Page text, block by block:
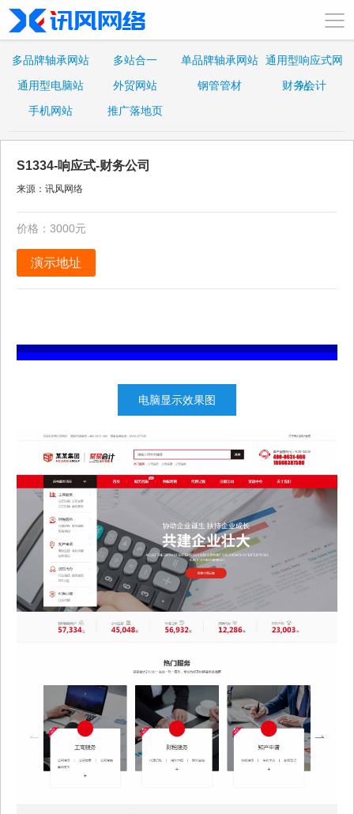
多品牌轴承网站 多站合一 单品牌轴承网站 通用型响应式网
站
通用型电脑站 外贸网站 钢管管材
财务会计
手机网站
推广落地页
S1334-响应式-财务公司
来源：讯风网络
价格：3000元
演示地址
电脑显示效果图